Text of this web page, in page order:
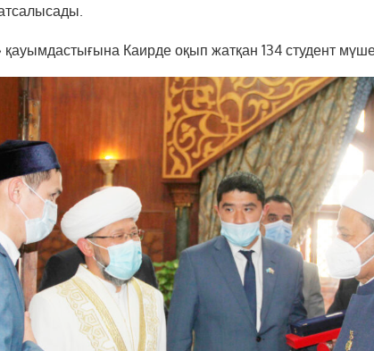
қауымдастығына Каирде оқып жатқан 134 студент